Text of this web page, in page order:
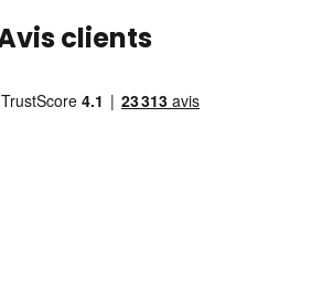
clients